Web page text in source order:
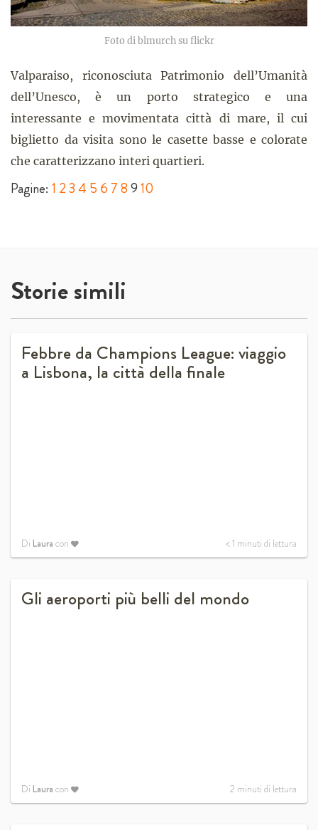
Foto di blmurch su flickr
Valparaiso, riconosciuta Patrimonio dell’Umanità
dell’Unesco, è un porto strategico e una
interessante e movimentata città di mare, il cui
biglietto da visita sono le casette basse e colorate
che caratterizzano interi quartieri.
Pagine: 1 234 5 678910
Storie simili
Febbre da Champions League: viaggio
a Lisbona, la città della finale
Di Laura con < 1 minuti di lettura
Gli aeroporti più belli del mondo
Di Laura con 2 minuti di lettura